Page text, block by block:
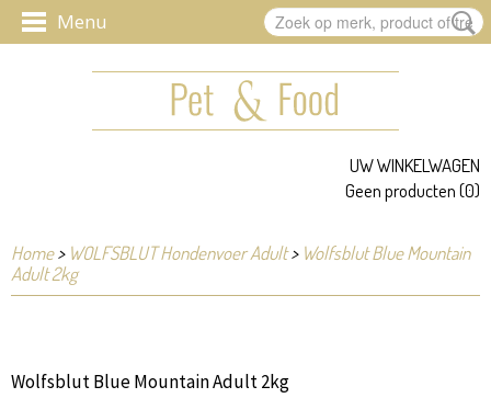
UW WINKELWAGEN
Geen producten(0)
Home> WOLFSBLUT Hondenvoer Adult> Wolfsblut Blue Mountain
Adult 2kg
Wolfsblut Blue Mountain Adult 2kg